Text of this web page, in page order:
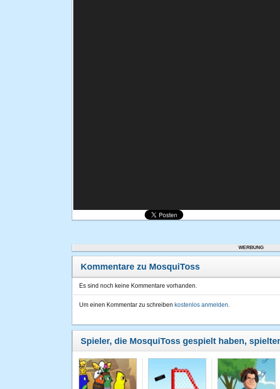
WERBUNG
Kommentare zu MosquiToss
Es sind noch keine Kommentare vorhanden.
Um einen Kommentar zu schreiben kostenlos anmelden.
Spieler, die MosquiToss gespielt haben,